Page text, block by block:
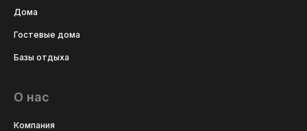
Дома
Гостевые дома
Базы отдыха
О нас
Компания